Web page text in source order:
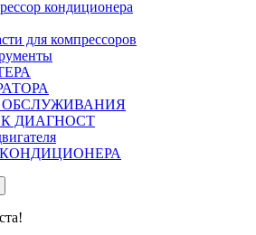
кондиционера
для компрессоров
ДИАГНОСТ